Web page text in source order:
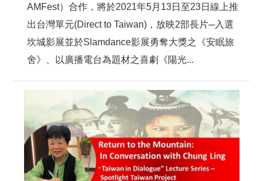
AMFest）合作，將於2021年5月13日至23日線上推
出台灣單元(Direct to Taiwan)，放映2部長片─入選
坎城影展並於Slamdance影展勇奪大獎之《安眠旅
舍》、以廣播電台為題材之喜劇《陽光...